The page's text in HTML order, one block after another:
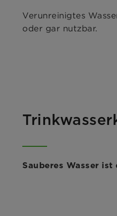
Verunreinigtes
oder gar nutzbar.
Sauberes Wasser